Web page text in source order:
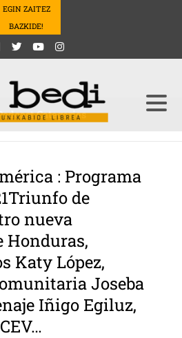
EGIN ZAITEZ
BAZKIDE!
Categories
: Programa
de
nueva
Honduras,
Katy López,
Joseba
Iñigo Egiluz,